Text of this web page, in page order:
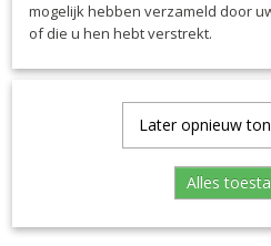
Ook interessant
mogelijk hebben verzameld door
of die u hen hebt verstrekt.
Later opnieuw
Alles